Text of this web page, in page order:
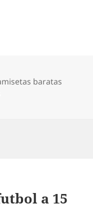
baratas
a 15